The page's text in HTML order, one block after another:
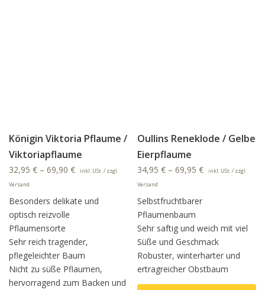
Königin Viktoria Pflaume /
Viktoriapflaume
32,95 € – 69,90 €
inkl. USt. / zzgl.
Versand
Besonders delikate und
optisch reizvolle
Pflaumensorte
Sehr reich tragender,
pflegeleichter Baum
Nicht zu süße Pflaumen,
hervorragend zum Backen und
Oullins Reneklode / Gelbe
Eierpflaume
34,95€ –69,95€
inkl. USt. / zzgl.
Versand
Selbstfruchtbarer
Pflaumenbaum
Sehr saftig und weich mit viel
Süße und Geschmack
Robuster, winterharter und
ertragreicher Obstbaum